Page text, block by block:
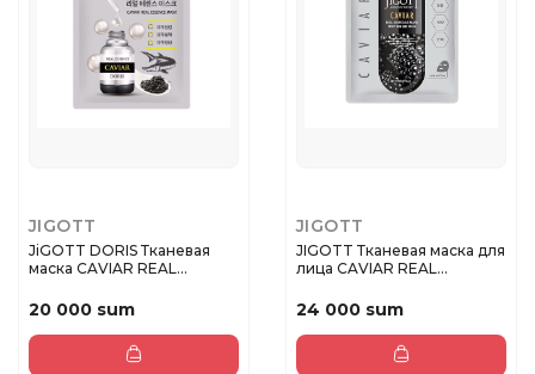
JIGOTT
JiGOTT DORIS Тканевая
маска CAVIAR REAL
20 000 sum
JIGOTT
JIGOTT Тканевая маска для
лица CAVIAR REAL
24 000 sum